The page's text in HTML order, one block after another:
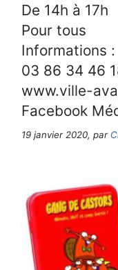
De 14h à 17h
Pour tous
Informations :
03 86 34 46
www.ville-
Facebook
19 janvier 2020, par